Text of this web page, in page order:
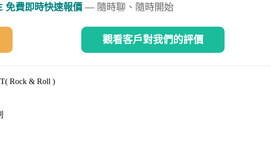
免費即時快速報價 — 隨時聊、隨時開始
觀看客戶對我們的評價
Rock & Roll )